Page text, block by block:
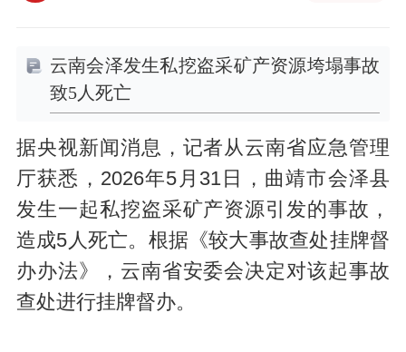
云南会泽发生私挖盗采矿产资源垮塌事故
致5人死亡
据央视新闻消息，记者从云南省应急管理
厅获悉，2026年5月31日，曲靖市会泽县
发生一起私挖盗采矿产资源引发的事故，
造成5人死亡。根据《较大事故查处挂牌督
办办法》，云南省安委会决定对该起事故
查处进行挂牌督办。